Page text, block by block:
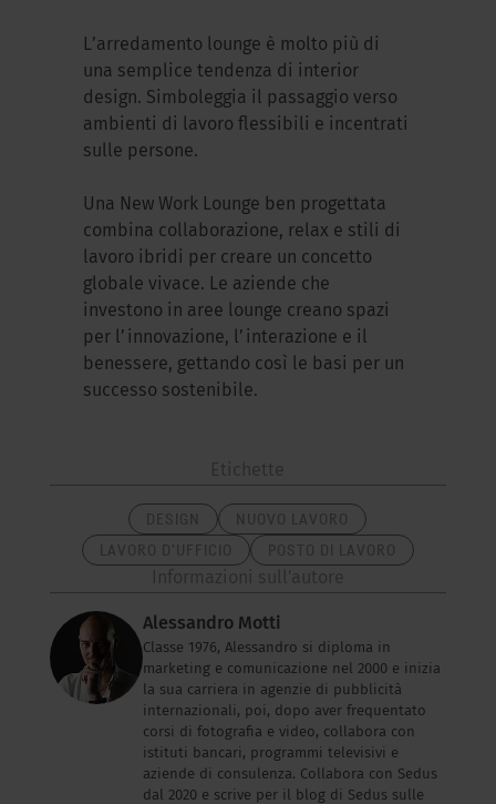
L’arredamento lounge è molto più di
una semplice tendenza di interior
design. Simboleggia il passaggio verso
ambienti di lavoro flessibili e incentrati
sulle persone.
Una New Work Lounge ben progettata
combina collaborazione, relax e stili di
lavoro ibridi per creare un concetto
globale vivace. Le aziende che
investono in aree lounge creano spazi
per l’innovazione, l’interazione e il
benessere, gettando così le basi per un
successo sostenibile.
Alessandro Motti
Classe 1976, Alessandro si diploma in
marketing e comunicazione nel 2000 e inizia
la sua carriera in agenzie di pubblicità
internazionali, poi, dopo aver frequentato
corsi di fotografia e video, collabora con
istituti bancari, programmi televisivi e
aziende di consulenza. Collabora con Sedus
dal 2020 e scrive per il blog di Sedus sulle